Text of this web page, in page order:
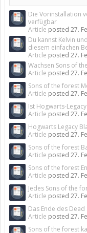
Die Vorinstallation
verfügbar
Article posted 27.
Du kannst Kelvin
diesem einfachen
Article posted 27.
Wachsen Sons of
Article posted 27.
Sons of the forest
Article posted 27.
Ist Hogwarts-
Article posted 27.
Hogwarts Legacy
Article posted 27.
Sons of the forest
Article posted 27.
Sons of the forest
Article posted 27.
Jedes Sons of the
Article posted 27.
Das Ende des
Article posted 27.
Sons of the forest